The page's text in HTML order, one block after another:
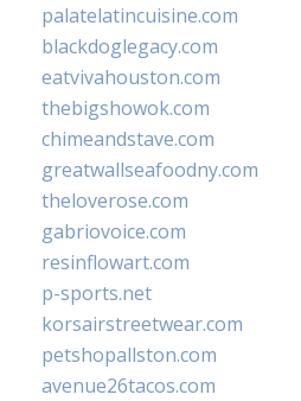
palatelatincuisine.com
blackdoglegacy.com
eatvivahouston.com
thebigshowok.com
chimeandstave.com
greatwallseafoodny.com
theloverose.com
gabriovoice.com
resinflowart.com
p-sports.net
korsairstreetwear.com
petshopallston.com
avenue26tacos.com